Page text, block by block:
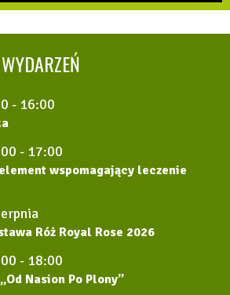
- 16:00
- 17:00
wspomagający leczenie
Róż Royal Rose 2026
- 18:00
Nasion Po Plony”